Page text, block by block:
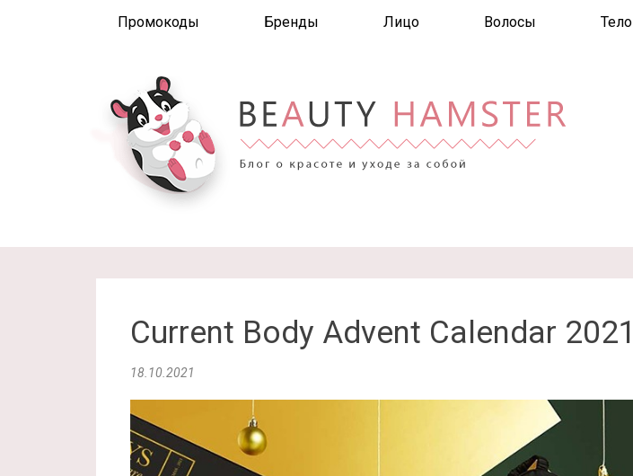
Промокоды Бренды Лицо Волосы Тело
Current Body Advent Calendar 2021
18.10.2021